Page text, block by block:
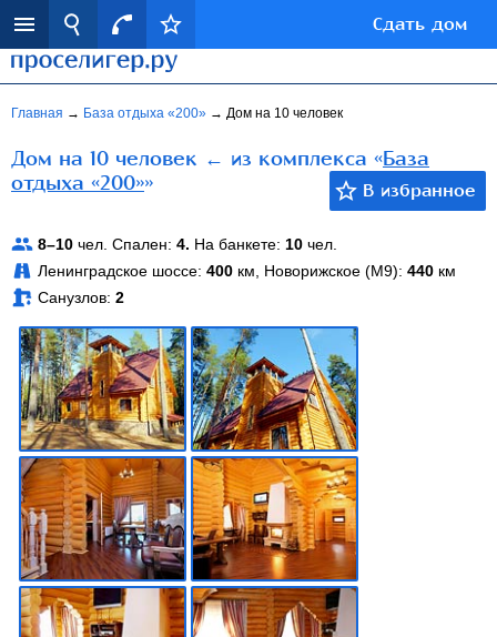
Сдать дом
Главная → База отдыха «200» → Дом на 10 человек
Дом на 10 человек ← из комплекса «База
отдыха «200»»
8–10 чел. Спален: 4. На банкете: 10 чел.
Ленинградское шоссе: 400 км, Новорижское (М9): 440 км
Санузлов: 2